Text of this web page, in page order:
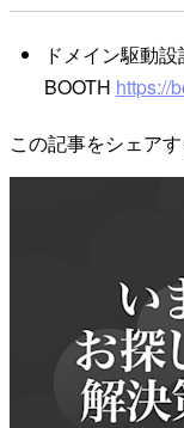
ドメイン駆動
BOOTH https://
この記事をシェア